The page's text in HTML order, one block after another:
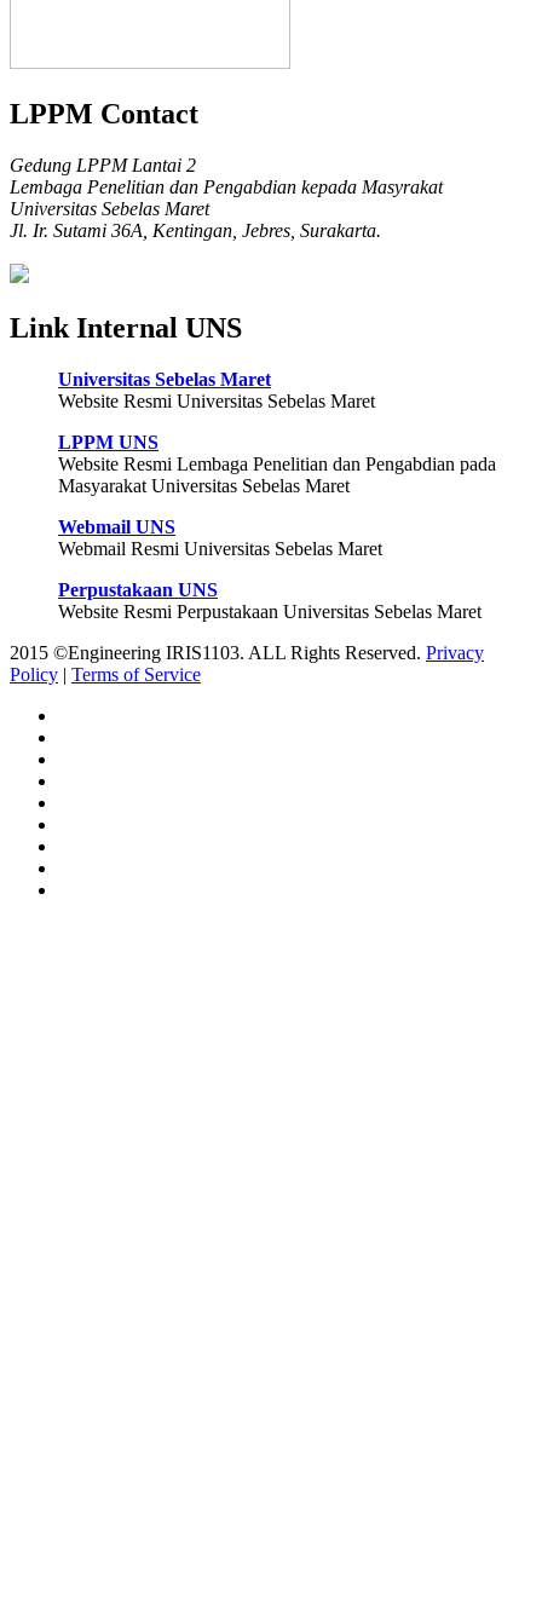
LPPM Contact
Gedung LPPM Lantai 2
Lembaga Penelitian dan Pengabdian kepada Masyrakat
Universitas Sebelas Maret
Jl. Ir. Sutami 36A, Kentingan, Jebres, Surakarta.
Link Internal UNS
Universitas Sebelas Maret
Website Resmi Universitas Sebelas Maret
LPPM UNS
Website Resmi Lembaga Penelitian dan Pengabdian pada
Masyarakat Universitas Sebelas Maret
Webmail UNS
Webmail Resmi Universitas Sebelas Maret
Perpustakaan UNS
Website Resmi Perpustakaan Universitas Sebelas Maret
2015 ©Engineering IRIS1103. ALL Rights Reserved. Privacy
Policy | Terms of Service